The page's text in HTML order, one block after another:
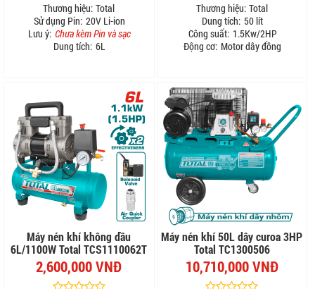
Thương hiệu: Total
Sử dụng Pin: 20V Li-ion
Lưu ý: Chưa kèm Pin và sạc
Dung tích: 6L
Thương hiệu: Total
Dung tích: 50 lít
Công suất: 1.5Kw/2HP
Động cơ: Motor dây đồng
Máy nén khí không dầu
6L/1100W Total TCS1110062T
2,600,000 VNĐ
Máy nén khí 50L dây curoa 3HP
Total TC1300506
10,710,000 VNĐ